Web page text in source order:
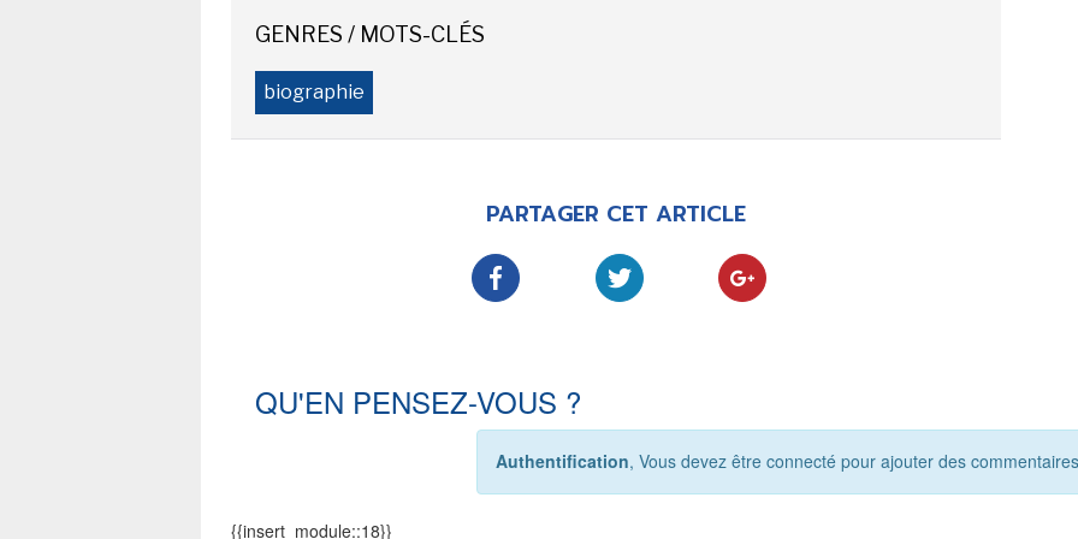
GENRES / MOTS-CLÉS
biographie
PARTAGER CET ARTICLE
QU'EN PENSEZ-VOUS ?
Authentification, Vous devez être connecté pour ajouter des
{{insert_module::18}}